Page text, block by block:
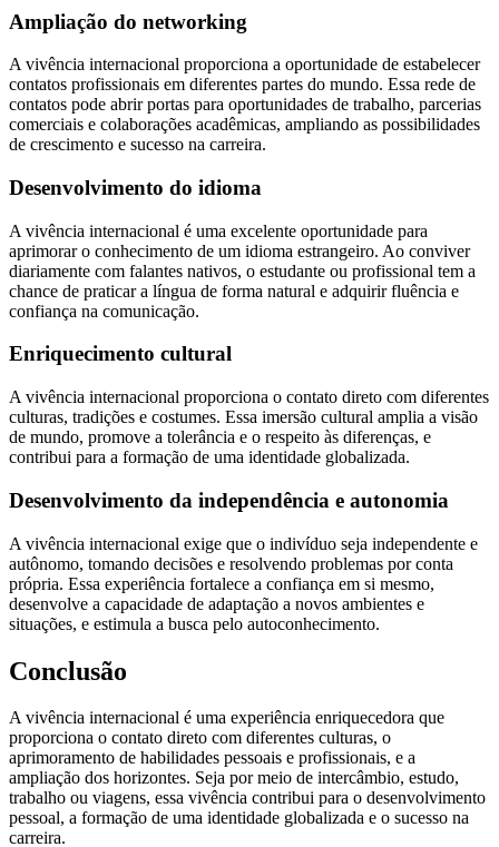
Ampliação do networking
A vivência internacional proporciona a oportunidade de estabelecer
contatos profissionais em diferentes partes do mundo. Essa rede de
contatos pode abrir portas para oportunidades de trabalho, parcerias
comerciais e colaborações acadêmicas, ampliando as possibilidades
de crescimento e sucesso na carreira.
Desenvolvimento do idioma
A vivência internacional é uma excelente oportunidade para
aprimorar o conhecimento de um idioma estrangeiro. Ao conviver
diariamente com falantes nativos, o estudante ou profissional tem a
chance de praticar a língua de forma natural e adquirir fluência e
confiança na comunicação.
Enriquecimento cultural
A vivência internacional proporciona o contato direto com diferentes
culturas, tradições e costumes. Essa imersão cultural amplia a visão
de mundo, promove a tolerância e o respeito às diferenças, e
contribui para a formação de uma identidade globalizada.
Desenvolvimento da independência e autonomia
A vivência internacional exige que o indivíduo seja independente e
autônomo, tomando decisões e resolvendo problemas por conta
própria. Essa experiência fortalece a confiança em si mesmo,
desenvolve a capacidade de adaptação a novos ambientes e
situações, e estimula a busca pelo autoconhecimento.
Conclusão
A vivência internacional é uma experiência enriquecedora que
proporciona o contato direto com diferentes culturas, o
aprimoramento de habilidades pessoais e profissionais, e a
ampliação dos horizontes. Seja por meio de intercâmbio, estudo,
trabalho ou viagens, essa vivência contribui para o desenvolvimento
pessoal, a formação de uma identidade globalizada e o sucesso na
carreira.